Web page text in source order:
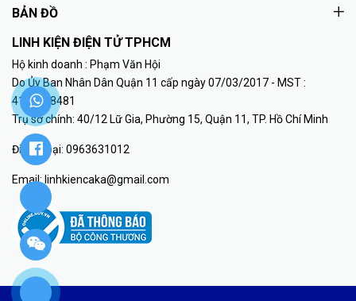
BẢN ĐỒ
LINH KIỆN ĐIỆN TỬ TPHCM
Hộ kinh doanh : Phạm Văn Hội
Do Ủy Ban Nhân Dân Quận 11 cấp ngày 07/03/2017 - MST :
41K8018481
Trụ sở chính: 40/12 Lữ Gia, Phường 15, Quận 11, TP. Hồ Chí Minh
Điện thoại: 0963631012
Email:linhkiencaka@gmail.com